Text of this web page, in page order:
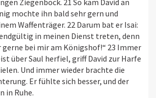
mochte ihn bald sehr gern und
Waffenträger. 22 Darum bat er Isai:
endgültig in meinen Dienst treten, denn
bei mir am Königshof!“ 23 Immer
über Saul herfiel, griff David zur Harfe
Und immer wieder brachte die
Er fühlte sich besser, und der
in Ruhe.